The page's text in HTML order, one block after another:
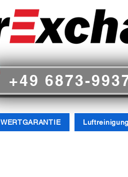
+49 6873-
WERTGARANTIE